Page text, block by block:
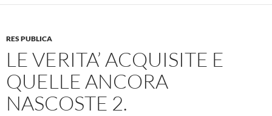
RES PUBLICA
LE VERITA’ ACQUISITE E
QUELLE ANCORA
NASCOSTE 2.